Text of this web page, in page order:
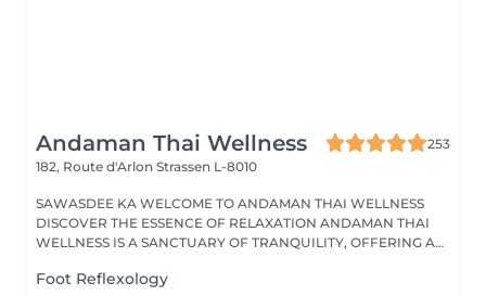
Andaman Thai Wellness
253
182, Route d'Arlon Strassen L-8010
SAWASDEE KA WELCOME TO ANDAMAN THAI WELLNESS
DISCOVER THE ESSENCE OF RELAXATION ANDAMAN THAI
WELLNESS IS A SANCTUARY OF TRANQUILITY, OFFERING A
Foot Reflexology